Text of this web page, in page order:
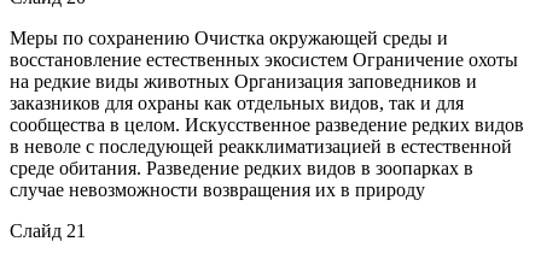
Меры по сохранению Очистка окружающей среды и
восстановление естественных экосистем Ограничение охоты
на редкие виды животных Организация заповедников и
заказников для охраны как отдельных видов, так и для
сообщества в целом. Искусственное разведение редких видов
в неволе с последующей реакклиматизацией в естественной
среде обитания. Разведение редких видов в зоопарках в
случае невозможности возвращения их в природу
Слайд 21